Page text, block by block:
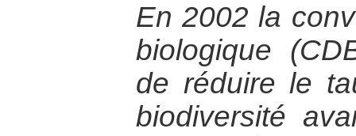
En 2002 la
biologique
de réduire le
biodiversité